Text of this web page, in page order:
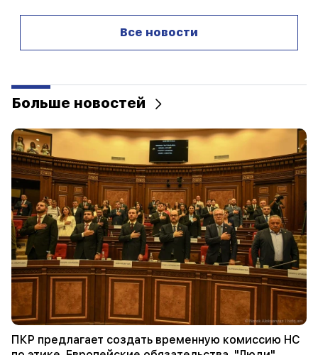
Финансовый гороскоп на август для всех
знаков зодиака
01:07 Важный
Спасательная служба предупреждает
жителей Араратского района
00:56
Убийство в прямом эфире!
00:29
Седрака Арустамяна арестовали на 2 месяца
23:50
Найти потерянный iPhone можно будет без
Локатора. был создан новый инструмент
23:24
Они думали, что завоюют Иран, как Сирию, за
48 часов. Пезешкиан
22:22
Все новости
Больше новостей
ПКР предлагает создать временную комиссию НС